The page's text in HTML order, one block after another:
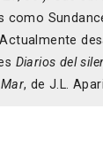
como
Diarios del
, de J.L.